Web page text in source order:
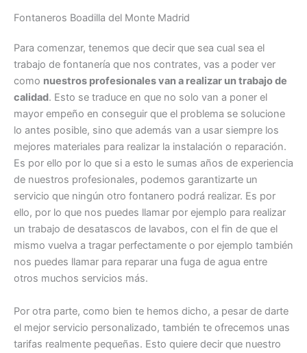
Fontaneros Boadilla del Monte Madrid
Para comenzar, tenemos que decir que sea cual sea el
trabajo de fontanería que nos contrates, vas a poder ver
como nuestros profesionales van a realizar un trabajo de
calidad. Esto se traduce en que no solo van a poner el
mayor empeño en conseguir que el problema se solucione
lo antes posible, sino que además van a usar siempre los
mejores materiales para realizar la instalación o reparación.
Es por ello por lo que si a esto le sumas años de experiencia
de nuestros profesionales, podemos garantizarte un
servicio que ningún otro fontanero podrá realizar. Es por
ello, por lo que nos puedes llamar por ejemplo para realizar
un trabajo de desatascos de lavabos, con el fin de que el
mismo vuelva a tragar perfectamente o por ejemplo también
nos puedes llamar para reparar una fuga de agua entre
otros muchos servicios más.
Por otra parte, como bien te hemos dicho, a pesar de darte
el mejor servicio personalizado, también te ofrecemos unas
tarifas realmente pequeñas. Esto quiere decir que nuestro